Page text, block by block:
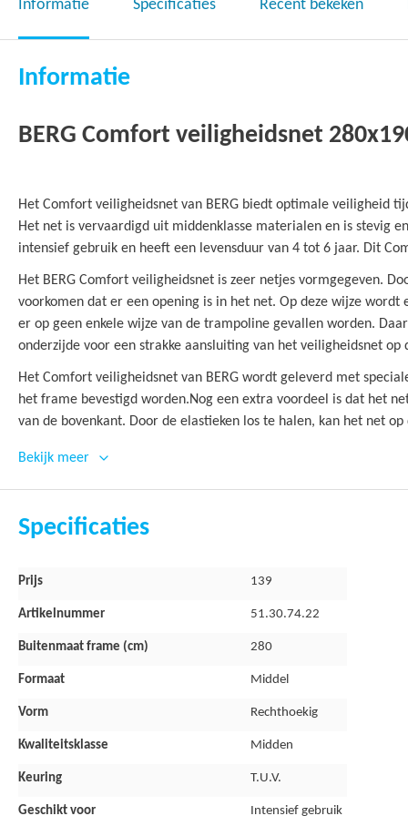
de
afbeeldingen-
Informatie Specificaties Recent bekeken
Informatie
BERG Comfort veiligheidsnet
Het Comfort veiligheidsnet van BERG biedt optimale veiligheid
Het net is vervaardigd uit middenklasse materialen en is stevig
intensief gebruik en heeft een levensduur van 4 tot 6 jaar. Dit
Het BERG Comfort veiligheidsnet is zeer netjes vormgegeven.
voorkomen dat er een opening is in het net. Op deze wijze
er op geen enkele wijze van de trampoline gevallen worden.
onderzijde voor een strakke aansluiting van het veiligheidsnet op
Het Comfort veiligheidsnet van BERG wordt geleverd met
het frame bevestigd worden.Nog een extra voordeel is dat het
van de bovenkant. Door de elastieken los te halen, kan het net
Kenmerken Comfort veiligheidsnet
Geschikt voor intensief gebruik
Garantie
etc).
Bekijk meer
Specificaties
Meer
Prijs 139
Artikelnummer 51.30.74.22
Buitenmaat frame (cm) 280
Formaat Middel
Vorm Rechthoekig
Kwaliteitsklasse Midden
Keuring T.U.V.
Geschikt voor Intensief gebruik